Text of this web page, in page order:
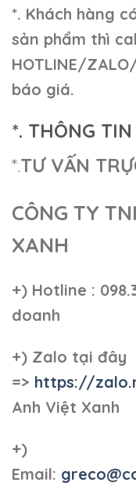
*. Khách hàng
sản phẩm thì
HOTLINE/
báo giá.
*. THÔNG
*.TƯ VẤN
CÔNG TY
XANH
+) Hotline :
doanh
+) Zalo tại đây
=> https://
Anh Việt Xanh
+)
Email: